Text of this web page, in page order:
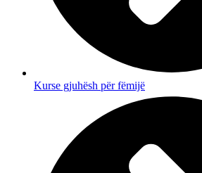
Kurse gjuhësh për fëmijë